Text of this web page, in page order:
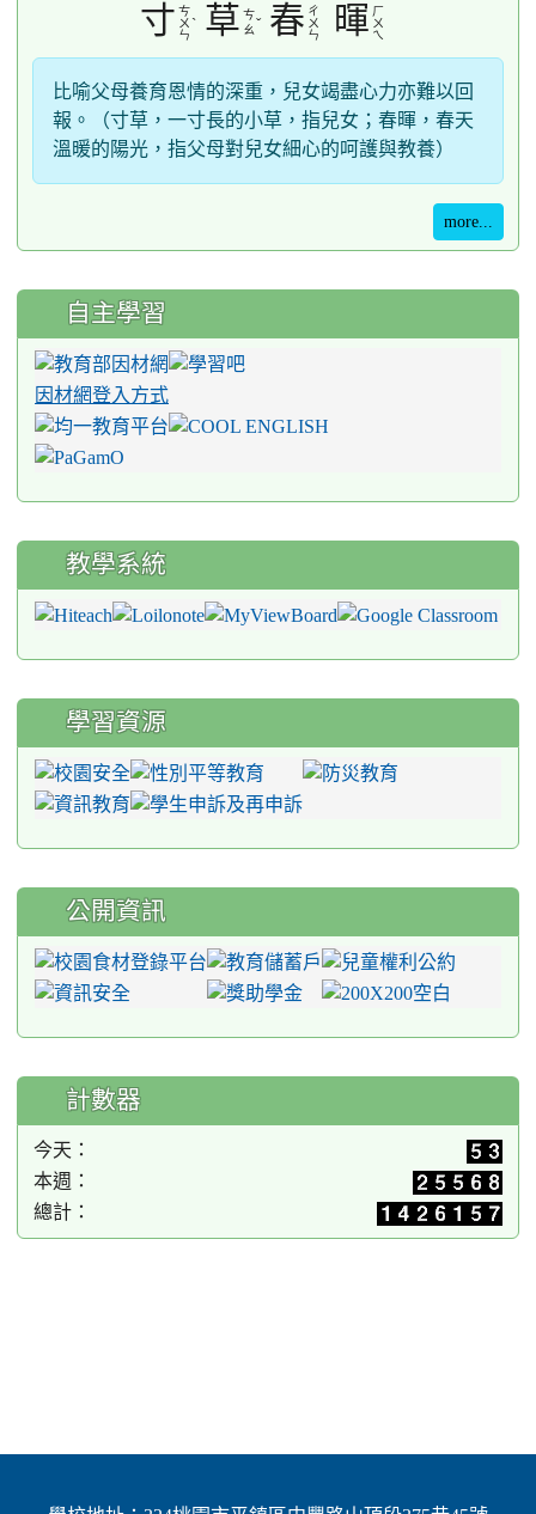
寸 ㄘ
ㄨ
ㄣ
ˋ 草 ㄘ
ㄠˇ 春 ㄔ
ㄨ
ㄣ
暉 ㄏ
ㄨ
ㄟ
比喻父母養育恩情的深重，兒女竭盡心力亦難以回
報。（寸草，一寸長的小草，指兒女；春暉，春天
溫暖的陽光，指父母對兒女細心的呵護與教養）
more...
自主學習
因材網登入方式
教學系統
學習資源
公開資訊
計數器
今天：
本週：
總計：